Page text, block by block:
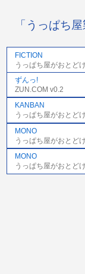
「うっぱち
FICTION
うっぱち屋がおとど
ずんっ!
ZUN.COM v0.2
KANBAN
うっぱち屋がおとど
MONO
うっぱち屋がおとど
MONO
うっぱち屋がおとど